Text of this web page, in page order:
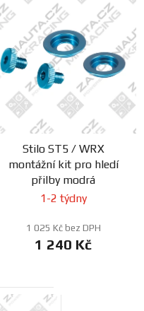
Stilo ST5 / WRX
montážní kit pro hledí
přilby modrá
1-2 týdny
1 025 Kč bez DPH
1 240 Kč